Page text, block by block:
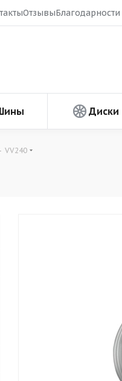
ОтзывыБлагодарности
Диски
- VV240